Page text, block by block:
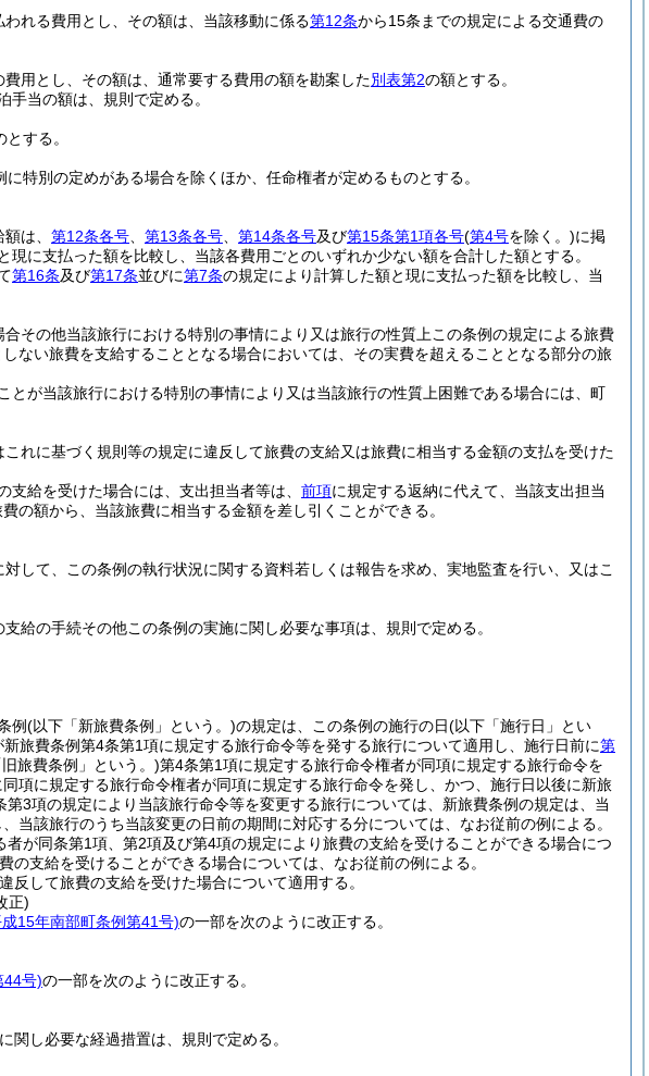
れる費用とし、その額は、当該移動に係る第12条から15条までの規定による交通費の
用とし、その額は、通常要する費用の額を勘案した別表第2の額とする。
当の額は、規則で定める。
する。
特別の定めがある場合を除くほか、任命権者が定めるものとする。
は、 第12条各号 第13条各号 第14条各号及び第15条第1項各号(第4号を除く。)に掲
現に支払った額を比較し、当該各費用ごとのいずれか少ない額を合計した額とする。
第16条及び第17条並びに第7条の規定により計算した額と現に支払った額を比較し、当
その他当該旅行における特別の事情により又は旅行の性質上この条例の規定による旅費
ない旅費を支給することとなる場合においては、その実費を超えることとなる部分の旅
が当該旅行における特別の事情により又は当該旅行の性質上困難である場合には、町
れに基づく規則等の規定に違反して旅費の支給又は旅費に相当する金額の支払を受けた
給を受けた場合には、支出担当者等は、 前項に規定する返納に代えて、当該支出担当
の額から、当該旅費に相当する金額を差し引くことができる。
して、この条例の執行状況に関する資料若しくは報告を求め、実地監査を行い、又はこ
給の手続その他この条例の実施に関し必要な事項は、規則で定める。
例(以下「新旅費条例」という。)の規定は、この条例の施行の日(以下「施行日」とい
旅費条例第4条第1項に規定する旅行命令等を発する旅行について適用し、施行日前に第
旅費条例」という。)第4条第1項に規定する旅行命令権者が同項に規定する旅行命令を
項に規定する旅行命令権者が同項に規定する旅行命令を発し、かつ、施行日以後に新旅
3項の規定により当該旅行命令等を変更する旅行については、新旅費条例の規定は、当
当該旅行のうち当該変更の日前の期間に対応する分については、なお従前の例による。
が同条第1項、第2項及び第4項の規定により旅費の支給を受けることができる場合につ
支給を受けることができる場合については、なお従前の例による。
して旅費の支給を受けた場合について適用する。
正)
15年南部町条例第41号)の一部を次のように改正する。
44号)の一部を次のように改正する。
関し必要な経過措置は、規則で定める。